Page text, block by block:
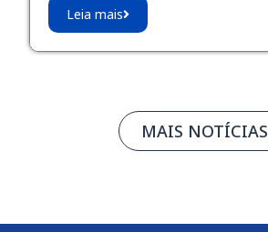
Leia mais
MAIS NOTÍCIAS